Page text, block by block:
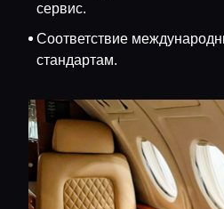
сервис.
Соответствие
стандартам.